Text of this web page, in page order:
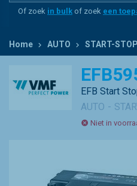
Of zoek in bulk of zoek een
Home AUTO START-
EFB Start
AUTO
Niet in